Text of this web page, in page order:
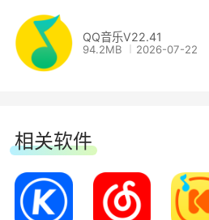
QQ音乐V22.41
94.2MB 2026-07-22
相关软件